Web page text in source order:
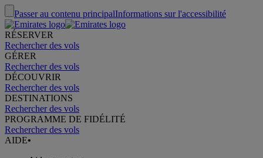
Passer au contenu principalInformations sur l'accessibilité
RÉSERVER
Rechercher des vols
GÉRER
Rechercher des vols
DÉCOUVRIR
Rechercher des vols
DESTINATIONS
Rechercher des vols
PROGRAMME DE FIDÉLITÉ
Rechercher des vols
AIDE•